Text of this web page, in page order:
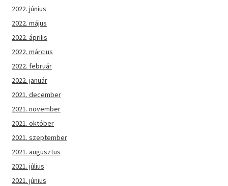
2022. június
2022. május
2022. április
2022. március
2022. február
2022. január
2021. december
2021. november
2021. október
2021. szeptember
2021. augusztus
2021. július
2021. június